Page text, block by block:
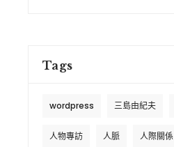
Tags
wordpress 三島由紀夫
人物專訪 人脈 人際關係